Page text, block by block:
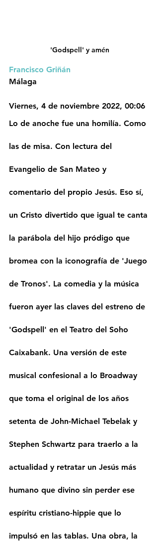
'Godspell' y amén
Francisco Griñán
Málaga
Viernes, 4 de noviembre 2022, 00:06
Lo de anoche fue una homilía. Como
las de misa. Con lectura del
Evangelio de San Mateo y
comentario del propio Jesús. Eso sí,
un Cristo divertido que igual te canta
la parábola del hijo pródigo que
bromea con la iconografía de 'Juego
de Tronos'. La comedia y la música
fueron ayer las claves del estreno de
'Godspell' en el Teatro del Soho
Caixabank. Una versión de este
musical confesional a lo Broadway
que toma el original de los años
setenta de John-Michael Tebelak y
Stephen Schwartz para traerlo a la
actualidad y retratar un Jesús más
humano que divino sin perder ese
espíritu cristiano-hippie que lo
impulsó en las tablas. Una obra, la